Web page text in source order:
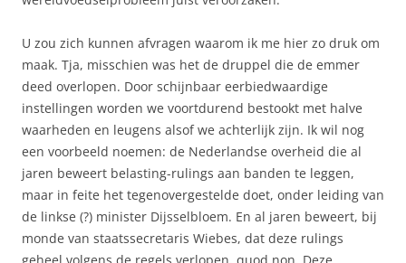
U zou zich kunnen afvragen waarom ik me hier zo druk om
maak. Tja, misschien was het de druppel die de emmer
deed overlopen. Door schijnbaar eerbiedwaardige
instellingen worden we voortdurend bestookt met halve
waarheden en leugens alsof we achterlijk zijn. Ik wil nog
een voorbeeld noemen: de Nederlandse overheid die al
jaren beweert belasting-rulings aan banden te leggen,
maar in feite het tegenovergestelde doet, onder leiding van
de linkse (?) minister Dijsselbloem. En al jaren beweert, bij
monde van staatssecretaris Wiebes, dat deze rulings